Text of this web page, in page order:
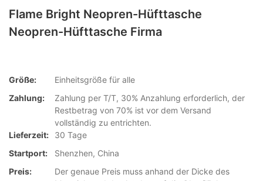
Flame Bright Neopren-Hüfttasche
Neopren-Hüfttasche Firma
Größe:
Einheitsgröße für alle
Zahlung:
Zahlung per T/T, 30% Anzahlung erforderlich, der
Restbetrag von 70% ist vor dem Versand
vollständig zu entrichten.
Lieferzeit:
30 Tage
Startport:
Shenzhen, China
Preis:
Der genaue Preis muss anhand der Dicke des